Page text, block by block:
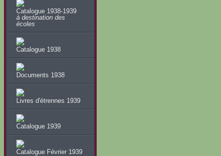
Catalogue 1938-1939
à destination des
écoles
Catalogue 1938
Documents 1938
Livres d'étrennes 1939
Catalogue 1939
Catalogue Février 1939